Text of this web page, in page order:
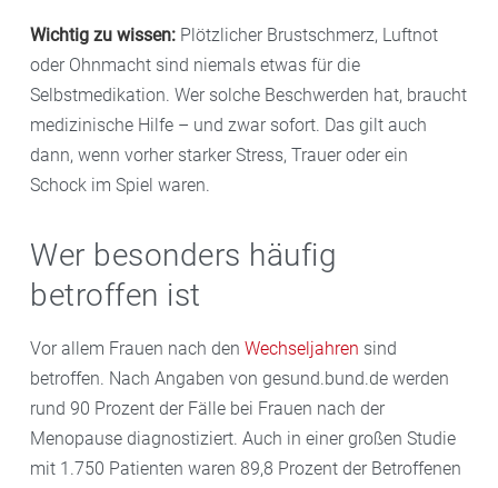
Wichtig zu wissen: Plötzlicher Brustschmerz, Luftnot
oder Ohnmacht sind niemals etwas für die
Selbstmedikation. Wer solche Beschwerden hat, braucht
medizinische Hilfe – und zwar sofort. Das gilt auch
dann, wenn vorher starker Stress, Trauer oder ein
Schock im Spiel waren.
Wer besonders häufig
betroffen ist
Vor allem Frauen nach den Wechseljahren sind
betroffen. Nach Angaben von gesund.bund.de werden
rund 90 Prozent der Fälle bei Frauen nach der
Menopause diagnostiziert. Auch in einer großen Studie
mit 1.750 Patienten waren 89,8 Prozent der Betroffenen